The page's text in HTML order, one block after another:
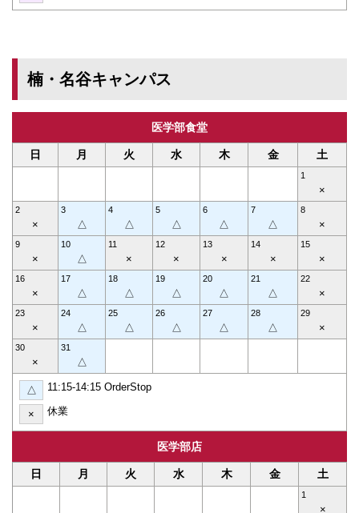
楠・名谷キャンパス
医学部食堂
日 月 火 水 木 金 土
1
×
2
×
3
△
4
△
5
△
6
△
7
△
8
×
9
×
10
△
11
×
12
×
13
×
14
×
15
×
16
×
17
△
18
△
19
△
20
△
21
△
22
×
23
×
24
△
25
△
26
△
27
△
28
△
29
×
30
×
31
△
△ 11:15-14:15 OrderStop
× 休業
医学部店
日 月 火 水 木 金 土
1
×